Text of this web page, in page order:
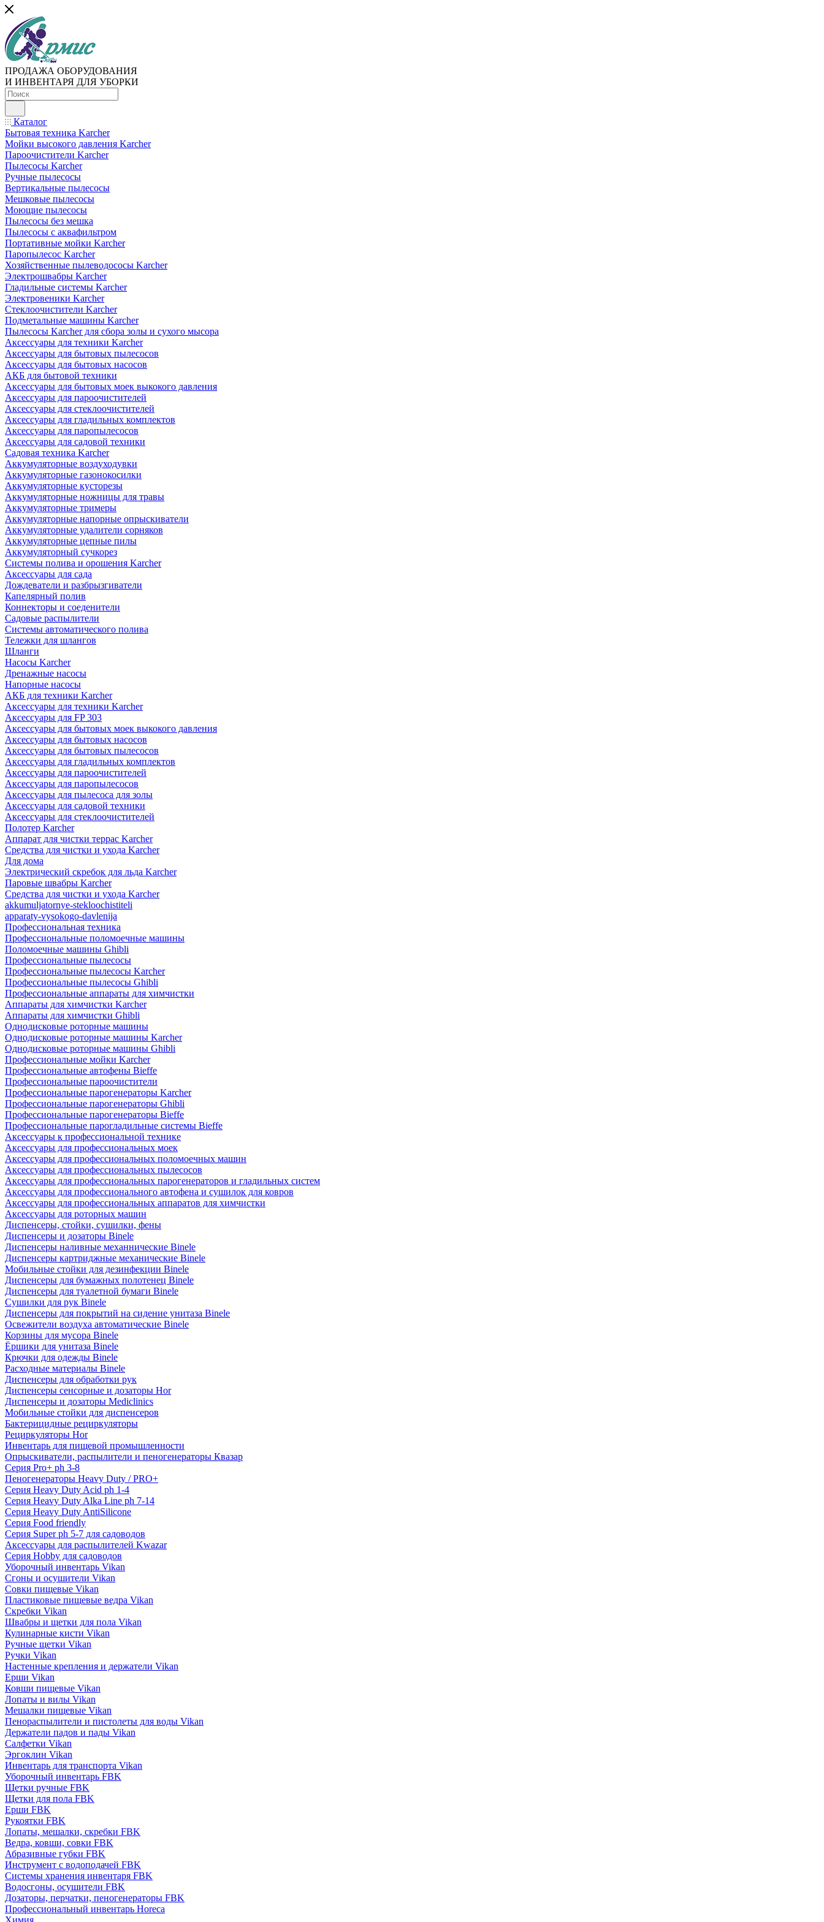
ПРОДАЖА ОБОРУДОВАНИЯ
И ИНВЕНТАРЯ ДЛЯ УБОРКИ
Каталог
Бытовая техника Karcher
Мойки высокого давления Karcher
Пароочистители Karcher
Пылесосы Karcher
Ручные пылесосы
Вертикальные пылесосы
Мешковые пылесосы
Моющие пылесосы
Пылесосы без мешка
Пылесосы с аквафильтром
Портативные мойки Karcher
Паропылесос Karcher
Хозяйственные пылеводососы Karcher
Электрошвабры Karcher
Гладильные системы Karcher
Электровеники Karcher
Стеклоочистители Karcher
Подметальные машины Karcher
Пылесосы Karcher для сбора золы и сухого мысора
Аксессуары для техники Karcher
Аксессуары для бытовых пылесосов
Аксессуары для бытовых насосов
АКБ для бытовой техники
Аксессуары для бытовых моек выкокого давления
Аксессуары для пароочистителей
Аксессуары для стеклоочистителей
Аксессуары для гладильных комплектов
Аксессуары для паропылесосов
Аксессуары для садовой техники
Садовая техника Karcher
Аккумуляторные воздуходувки
Аккумуляторные газонокосилки
Аккумуляторные кусторезы
Аккумуляторные ножницы для травы
Аккумуляторные тримеры
Аккумуляторные напорные опрыскиватели
Аккумуляторные удалители сорняков
Аккумуляторные цепные пилы
Аккумуляторный сучкорез
Системы полива и орошения Karcher
Аксессуары для сада
Дождеватели и разбрызгиватели
Капелярный полив
Коннекторы и соеденители
Садовые распылители
Системы автоматического полива
Тележки для шлангов
Шланги
Насосы Karcher
Дренажные насосы
Напорные насосы
АКБ для техники Karcher
Аксессуары для техники Karcher
Аксессуары для FP 303
Аксессуары для бытовых моек выкокого давления
Аксессуары для бытовых насосов
Аксессуары для бытовых пылесосов
Аксессуары для гладильных комплектов
Аксессуары для пароочистителей
Аксессуары для паропылесосов
Аксессуары для пылесоса для золы
Аксессуары для садовой техники
Аксессуары для стеклоочистителей
Полотер Karcher
Аппарат для чистки террас Karcher
Средства для чистки и ухода Karcher
Для дома
Электрический скребок для льда Karcher
Паровые швабры Karcher
Средства для чистки и ухода Karcher
akkumuljatornye-stekloochistiteli
apparaty-vysokogo-davlenija
Профессиональная техника
Профессиональные поломоечные машины
Поломоечные машины Ghibli
Профессиональные пылесосы
Профессиональные пылесосы Karcher
Профессиональные пылесосы Ghibli
Профессиональные аппараты для химчистки
Аппараты для химчистки Karcher
Аппараты для химчистки Ghibli
Однодисковые роторные машины
Однодисковые роторные машины Karcher
Однодисковые роторные машины Ghibli
Профессиональные мойки Karcher
Профессиональные автофены Bieffe
Профессиональные пароочистители
Профессиональные парогенераторы Karcher
Профессиональные парогенераторы Ghibli
Профессиональные парогенераторы Bieffe
Профессиональные парогладильные системы Bieffe
Аксессуары к профессиональной технике
Аксессуары для профессиональных моек
Аксессуары для профессиональных поломоечных машин
Аксессуары для профессиональных пылесосов
Аксессуары для профессиональных парогенераторов и гладильных систем
Аксессуары для профессионального автофена и сушилок для ковров
Аксессуары для профессиональных аппаратов для химчистки
Аксессуары для роторных машин
Диспенсеры, стойки, сушилки, фены
Диспенсеры и дозаторы Binele
Диспенсеры наливные механнические Binele
Диспенсеры картриджные механические Binele
Мобильные стойки для дезинфекции Binele
Диспенсеры для бумажных полотенец Binele
Диспенсеры для туалетной бумаги Binele
Сушилки для рук Binele
Диспенсеры для покрытий на сидение унитаза Binele
Освежители воздуха автоматические Binele
Корзины для мусора Binele
Ёршики для унитаза Binele
Крючки для одежды Binele
Расходные материалы Binele
Диспенсеры для обработки рук
Диспенсеры сенсорные и дозаторы Hor
Диспенсеры и дозаторы Mediclinics
Мобильные стойки для диспенсеров
Бактерицидные рециркуляторы
Рециркуляторы Hor
Инвентарь для пищевой промышленности
Опрыскиватели, распылители и пеногенераторы Квазар
Серия Pro+ ph 3-8
Пеногенераторы Heavy Duty / PRO+
Серия Heavy Duty Acid ph 1-4
Серия Heavy Duty Alka Line ph 7-14
Серия Heavy Duty AntiSilicone
Серия Food friendly
Серия Super ph 5-7 для садоводов
Аксессуары для распылителей Kwazar
Серия Hobby для садоводов
Уборочный инвентарь Vikan
Сгоны и осушители Vikan
Совки пищевые Vikan
Пластиковые пищевые ведра Vikan
Скребки Vikan
Швабры и щетки для пола Vikan
Кулинарные кисти Vikan
Ручные щетки Vikan
Ручки Vikan
Настенные крепления и держатели Vikan
Ерши Vikan
Ковши пищевые Vikan
Лопаты и вилы Vikan
Мешалки пищевые Vikan
Пенораспылители и пистолеты для воды Vikan
Держатели падов и пады Vikan
Салфетки Vikan
Эргоклин Vikan
Инвентарь для транспорта Vikan
Уборочный инвентарь FBK
Щетки ручные FBK
Щетки для пола FBK
Ерши FBK
Рукоятки FBK
Лопаты, мешалки, скребки FBK
Ведра, ковши, совки FBK
Абразивные губки FBK
Инструмент с водоподачей FBK
Системы хранения инвентаря FBK
Водосгоны, осушители FBK
Дозаторы, перчатки, пеногенераторы FBK
Профессиональный инвентарь Horeca
Химия